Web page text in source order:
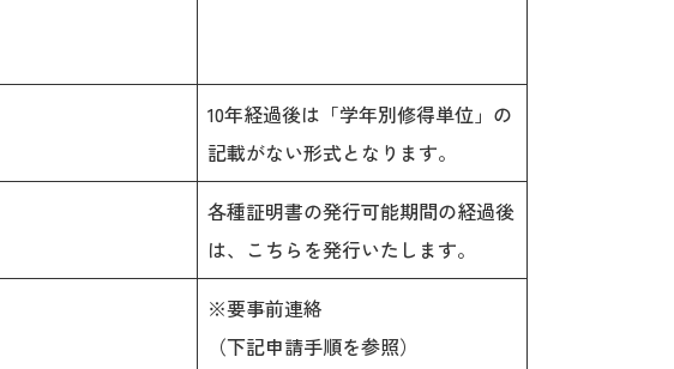
10年経過後は「学年別修得単位」の
記載がない形式となります。
各種証明書の発行可能期間の経過後
は、こちらを発行いたします。
※要事前連絡
（下記申請手順を参照）